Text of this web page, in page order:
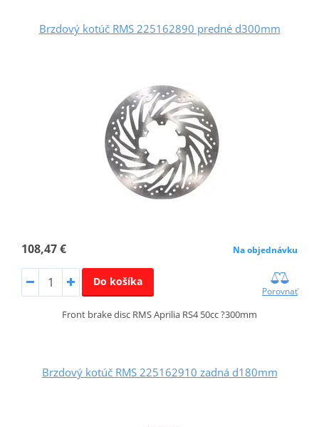
Brzdový kotúč RMS 225162890 predné d300mm
108,47 € Na objednávku
Do košíka
Porovnať
Front brake disc RMS Aprilia RS4 50cc ?300mm
Brzdový kotúč RMS 225162910 zadná d180mm